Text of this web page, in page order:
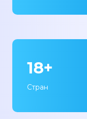
18+
Стран